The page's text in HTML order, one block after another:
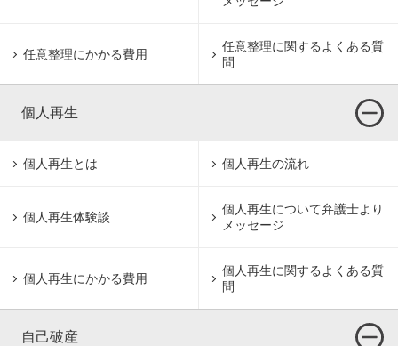
任意整理にかかる費用
任意整理に関するよくある質
問
個人再生
個人再生とは 個人再生の流れ
個人再生体験談
個人再生について弁護士より
メッセージ
個人再生にかかる費用
個人再生に関するよくある質
問
自己破産